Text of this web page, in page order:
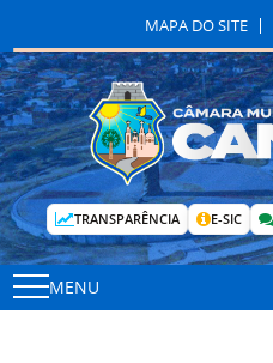
MAPA DO SITE
TRANSPARÊNCIA E-SIC
MENU